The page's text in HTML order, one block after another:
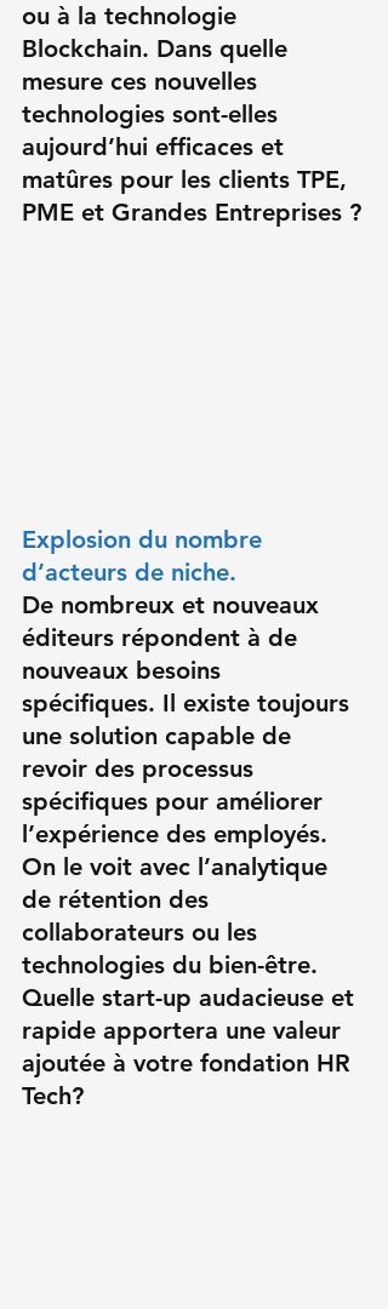
ou à la technologie
Blockchain. Dans quelle
mesure ces nouvelles
technologies sont-elles
aujourd’hui efficaces et
matûres pour les clients TPE,
PME et Grandes Entreprises ?
Explosion du nombre
d’acteurs de niche.
De nombreux et nouveaux
éditeurs répondent à de
nouveaux besoins
spécifiques. Il existe toujours
une solution capable de
revoir des processus
spécifiques pour améliorer
l’expérience des employés.
On le voit avec l’analytique
de rétention des
collaborateurs ou les
technologies du bien-être.
Quelle start-up audacieuse et
rapide apportera une valeur
ajoutée à votre fondation HR
Tech?